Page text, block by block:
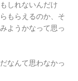
しれないんだけ
もらえるのか、そ
ようかなって思っ
なんて思わなかっ